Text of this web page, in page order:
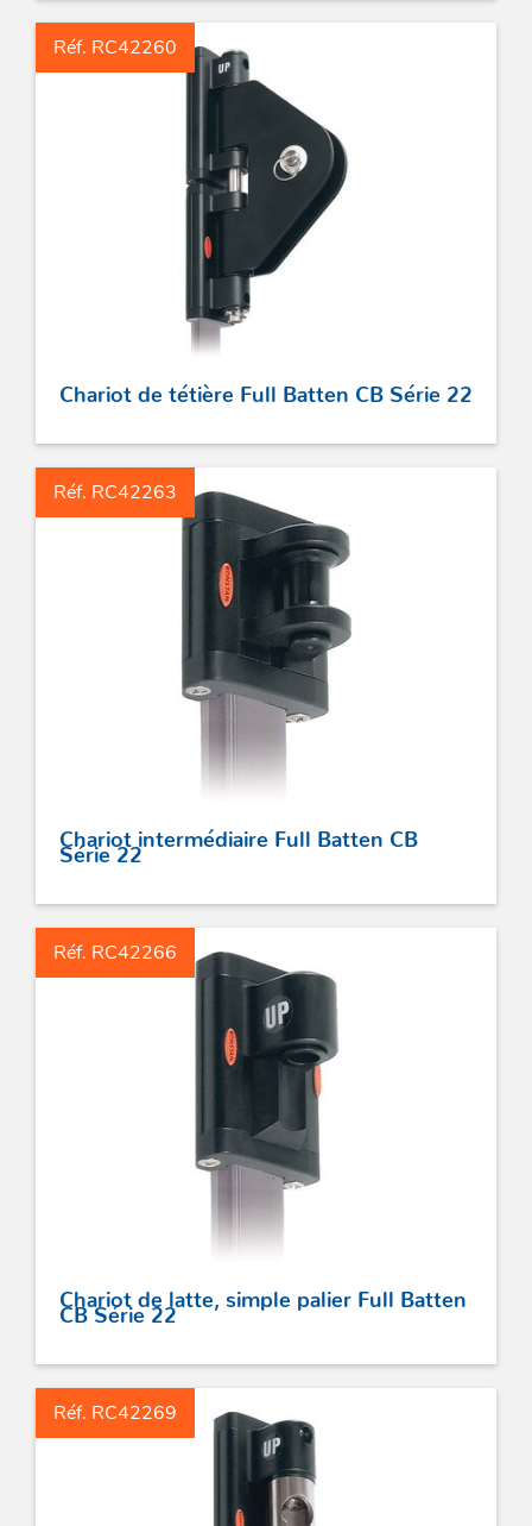
Réf. RC42260
Chariot de tétière Full Batten CB Série 22
Réf. RC42263
Chariot intermédiaire Full Batten CB
Série 22
Réf. RC42266
Chariot de latte, simple palier Full Batten
CB Série 22
Réf. RC42269